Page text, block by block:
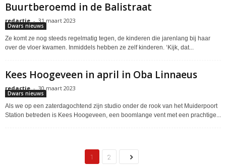
Buurtberoemd in de Balistraat
redactie - 31 maart 2023
Dwars nieuws
Ze komt ze nog steeds regelmatig tegen, de kinderen die jarenlang bij haar
over de vloer kwamen. Inmiddels hebben ze zelf kinderen. ‘Kijk, dat...
Kees Hoogeveen in april in Oba Linnaeus
redactie - 30 maart 2023
Dwars nieuws
Als we op een zaterdagochtend zijn studio onder de rook van het Muiderpoort
Station betreden is Kees Hoogeveen, een boomlange vent met een prachtige...
1 2